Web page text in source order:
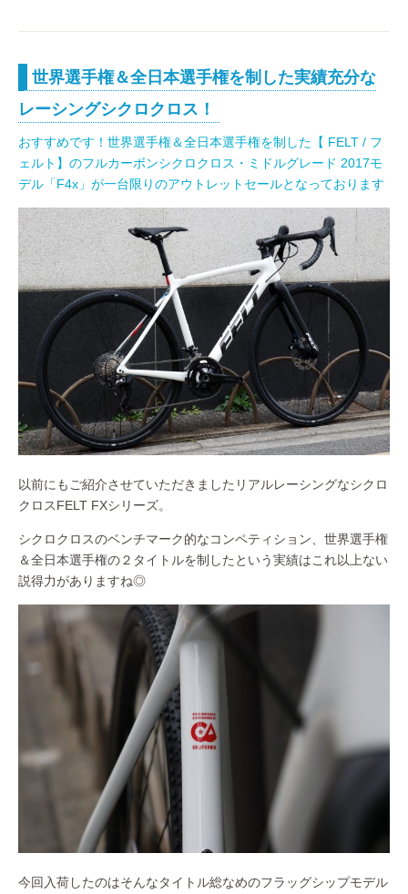
世界選手権＆全日本選手権を制した実績充分な
レーシングシクロクロス！
おすすめです！世界選手権＆全日本選手権を制した【 FELT / フ
ェルト】のフルカーボンシクロクロス・ミドルグレード 2017モ
デル「F4x」が一台限りのアウトレットセールとなっております
以前にもご紹介させていただきましたリアルレーシングなシクロ
クロスFELT FXシリーズ。
シクロクロスのベンチマーク的なコンペティション、世界選手権
＆全日本選手権の２タイトルを制したという実績はこれ以上ない
説得力がありますね◎
今回入荷したのはそんなタイトル総なめのフラッグシップモデル